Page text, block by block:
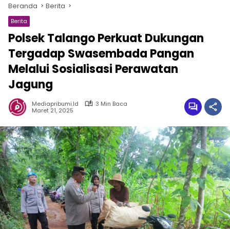
Beranda Berita
Berita
Polsek Talango Perkuat Dukungan
Tergadap Swasembada Pangan
Melalui Sosialisasi Perawatan
Jagung
Mediapribumi.id
3 Min Baca
Maret 21, 2025